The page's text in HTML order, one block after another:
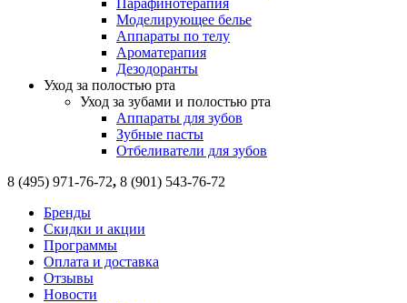
Парафинотерапия
Моделирующее белье
Аппараты по телу
Ароматерапия
Дезодоранты
Уход за полостью рта
Уход за зубами и полостью рта
Аппараты для зубов
Зубные пасты
Отбеливатели для зубов
8 (495) 971-76-72, 8 (901) 543-76-72
Бренды
Скидки и акции
Программы
Оплата и доставка
Отзывы
Новости